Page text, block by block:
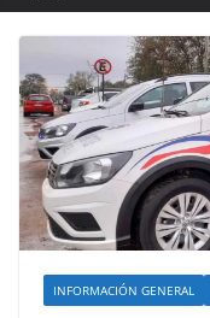
INFORMACIÓN GENERAL